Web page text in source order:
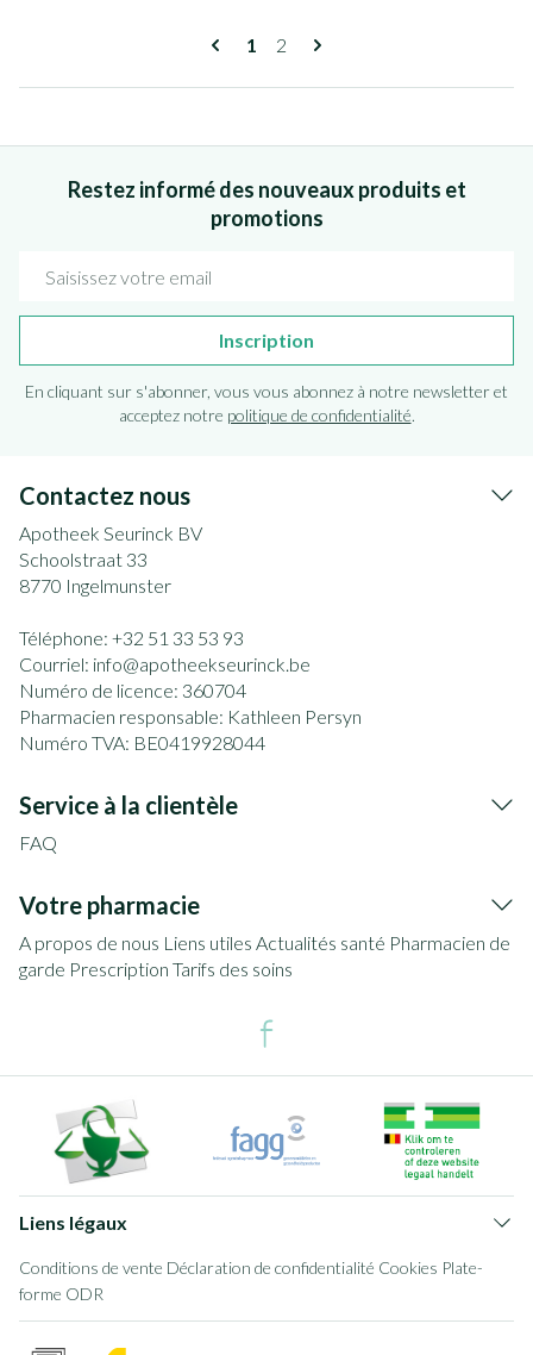
Pages
Vous lisez actuellement la page
1 Page
2
Restez informé des nouveaux produits et
promotions
Inscription
En cliquant sur s'abonner, vous vous abonnez à notre newsletter et
acceptez notre politique de confidentialité.
Contactez nous
Apotheek Seurinck BV
Schoolstraat 33
8770 Ingelmunster
Téléphone: +32 51 33 53 93
Courriel: info@apotheekseurinck.be
Numéro de licence: 360704
Pharmacien responsable: Kathleen Persyn
Numéro TVA: BE0419928044
Service à la clientèle
FAQ
Votre pharmacie
A propos de nous Liens utiles Actualités santé Pharmacien de
garde Prescription Tarifs des soins
Liens légaux
Conditions de vente Déclaration de confidentialité Cookies Plate-
forme ODR